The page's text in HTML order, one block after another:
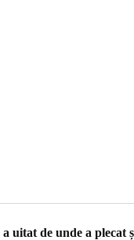
uitat de unde a plecat